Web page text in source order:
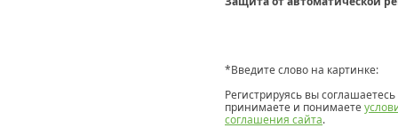
*Введите слово на картинке:
Регистрируясь вы
принимаете и понимаете
соглашения сайта.